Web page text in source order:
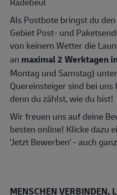
Als Postbote bringst du
Gebiet Post- und
von keinem Wetter die
an maximal 2 Werktagen
Montag und Samstag)
Quereinsteiger sind bei
denn du zählst, wie du bist!
Wir freuen uns auf deine
besten online! Klicke dazu
'Jetzt Bewerben' - auch
MENSCHEN VERBINDEN,